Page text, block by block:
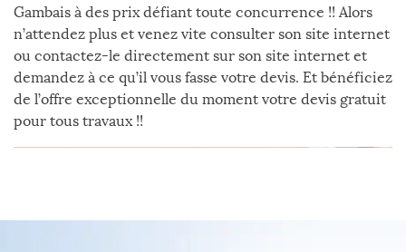
Gambais à des prix défiant toute concurrence !! Alors
n’attendez plus et venez vite consulter son site internet
ou contactez-le directement sur son site internet et
demandez à ce qu’il vous fasse votre devis. Et bénéficiez
de l’offre exceptionnelle du moment votre devis gratuit
pour tous travaux !!